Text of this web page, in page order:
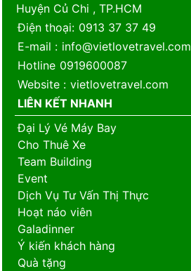
Huyện Củ Chi , TP.HCM
Điện thoại: 0913 37 37 49
E-mail : info@vietlovetravel.com
Hotline 0919600087
Website: vietlovetravel.com
LIÊN KẾT NHANH
Đại Lý Vé Máy Bay
Cho Thuê Xe
Team Building
Event
Dịch Vụ Tư Vấn Thị Thực
Hoạt náo viên
Galadinner
Ý kiến khách hàng
Quà tặng